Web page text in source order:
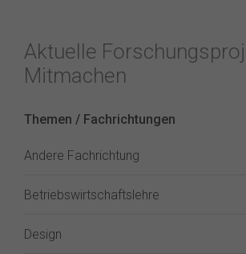
Aktuelle
Mitmachen
Themen / Fachrichtungen
Andere Fachrichtung
Betriebswirtschaftslehre
Design